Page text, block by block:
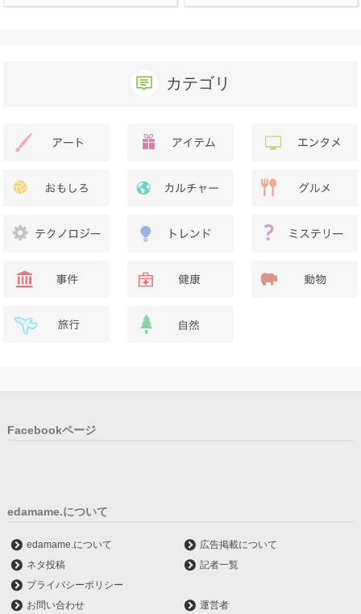
か？
カテゴリ
Facebookページ
edamame.について
edamame.について
広告掲載について
ネタ投稿
記者一覧
プライバシーポリシー
お問い合わせ
運営者